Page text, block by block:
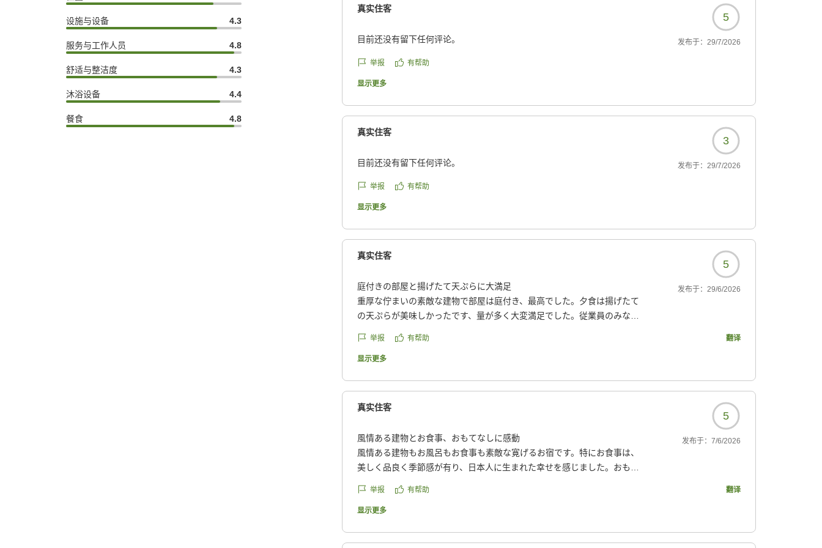
设施与设备 4.3
服务与工作人员 4.8
舒适与整洁度 4.3
沐浴设备 4.4
餐食 4.8
真实住客
5
目前还没有留下任何评论。 发布于： 29/7/2026
举报 有帮助
显示更多
真实住客
3
目前还没有留下任何评论。 发布于： 29/7/2026
举报 有帮助
显示更多
真实住客
5
庭付きの部屋と揚げたて天ぷらに大満足
重厚な佇まいの素敵な建物で部屋は庭付き、最高でした。夕食は揚げたて
の天ぷらが美味しかったです、量が多く大変満足でした。従業員のみなさ
クチコミの詳細はこちらから
https://review.travel.rakuten.co.jp/hotel/voice/50116?
发布于： 29/6/2026
举报 有帮助 翻译
显示更多
真实住客
5
風情ある建物とお食事、おもてなしに感動
風情ある建物もお風呂もお食事も素敵な寛げるお宿です。特にお食事は、
美しく品良く季節感が有り、日本人に生まれた幸せを感じました。おもて
クチコミの詳細はこちらから
https://review.travel.rakuten.co.jp/hotel/voice/50116?
发布于： 7/6/2026
举报 有帮助 翻译
显示更多